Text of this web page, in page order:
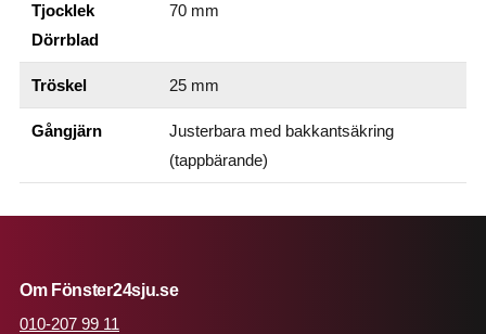
Tjocklek
Dörrblad
70 mm
Tröskel 25 mm
Gångjärn
Justerbara med bakkantsäkring
(tappbärande)
Om Fönster24sju.se
010-207 99 11